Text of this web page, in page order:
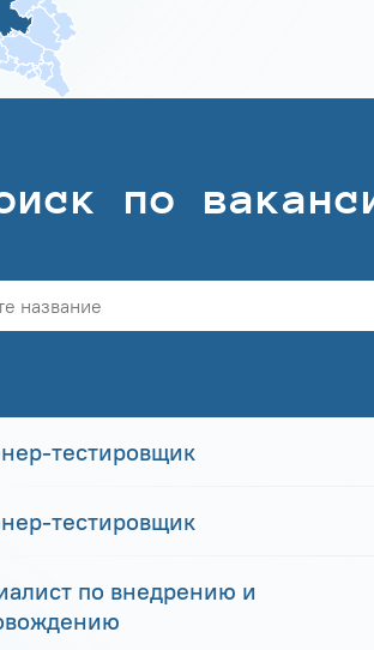
по
тестировщик
тестировщик
по внедрению и